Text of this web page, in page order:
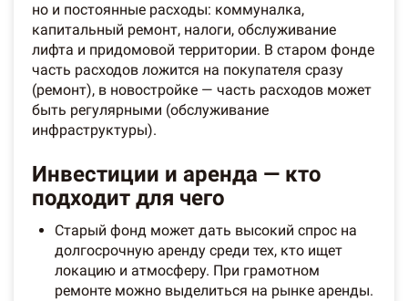
но и постоянные расходы: коммуналка,
капитальный ремонт, налоги, обслуживание
лифта и придомовой территории. В старом фонде
часть расходов ложится на покупателя сразу
(ремонт), в новостройке — часть расходов может
быть регулярными (обслуживание
инфраструктуры).
Инвестиции и аренда — кто
подходит для чего
Старый фонд может дать высокий спрос на
долгосрочную аренду среди тех, кто ищет
локацию и атмосферу. При грамотном
ремонте можно выделиться на рынке аренды.